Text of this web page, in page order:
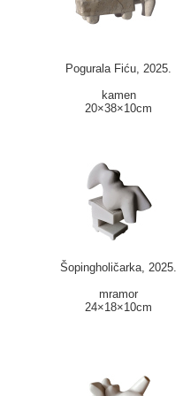
Pogurala Fiću, 2025.
kamen
20×38×10cm
Šopingholičarka, 2025.
mramor
24×18×10cm